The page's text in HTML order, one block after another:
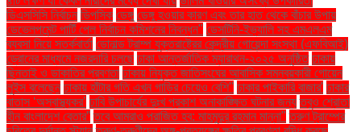
ডিএসসিসি নির্বাচন ডিপসিক ডেঙ্গু ডেঙ্গু হওয়ার কারণ এবং তার হাত থেকে বাঁচার উপায়
ডেভেলপমেন্ট পার্টি পেল নির্বাচন কমিশনের নিবন্ধন" ডেসটিনি-ইভ্যালি সহ এমএলএম
ব্যবসা নিয়ে সতর্কবার্তা ডোনাল্ড ট্রাম্প যুক্তরাষ্ট্রের কেন্দ্রীয় গোয়েন্দা সংস্থা (এফবিআই)
ড্রোনের মাধ্যমে নজরদারি চলছে ঢাকা আন্তর্জাতিক ম্যারাথন-২০২৫ অনুষ্ঠিত ঢাকায়
ছিনতাই ও ডাকাতির প্রবণতা ঢাকায় নিযুক্ত জাতিসংঘের আবাসিক সমন্বয়কারী গোয়েন
লুইস বলেছেন ঢাকায় হাঁটার গতি এখন গাড়ির চেয়েও বেশি'' ঢাকার পাইকারি বাজার' ঢাকার
বাতাস ‘অস্বাস্থ্যকর’ ঢাবি উপাচার্যের দুঃখ প্রকাশ অনাকাঙ্ক্ষিত ঘটনার জন্য তবুও শ্রোতা
হীন বাংলাদেশ বেতার” তবে আমরাও পরাজিত হব: মাহমুদুর রহমান মান্না" তরুণ ট্রাম্পের